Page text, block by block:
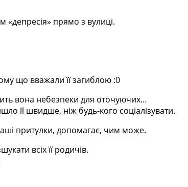
«депресія» прямо з вулиці.
що вважали її загиблою :0
вона небезпеки для оточуючих…
її швидше, ніж будь-кого соціалізувати.
притулки, допомагає, чим може.
всіх її родичів.